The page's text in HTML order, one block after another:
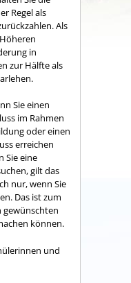
Regel als
Als
in
zur Hälfte als
Sie einen
im Rahmen
oder einen
erreichen
Sie eine
gilt das
nur, wenn Sie
Das ist zum
gewünschten
können.
und